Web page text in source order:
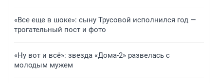
«Все еще в шоке»: сыну Трусовой исполнился год —
трогательный пост и фото
«Ну вот и всё»: звезда «Дома-2» развелась с
молодым мужем